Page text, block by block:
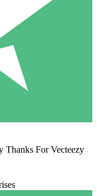
Thanks For Vecteezy